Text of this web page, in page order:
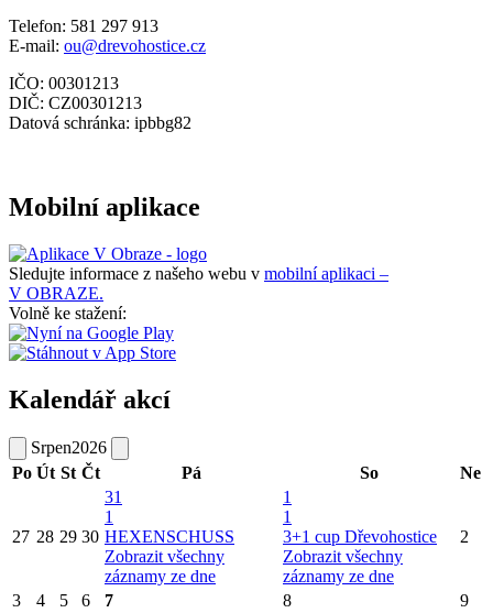
Telefon: 581 297 913
E-mail: ou@drevohostice.cz
IČO: 00301213
DIČ: CZ00301213
Datová schránka: ipbbg82
Mobilní aplikace
Sledujte informace z našeho webu v mobilní aplikaci –
V OBRAZE.
Volně ke stažení:
Kalendář akcí
Srpen2026
Po Út St Čt Pá So Ne
27 28 29 30
31
1
HEXENSCHUSS
Zobrazit všechny
záznamy ze dne
1
1
3+1 cup Dřevohostice
Zobrazit všechny
záznamy ze dne
2
3 4 5 6 7 8 9